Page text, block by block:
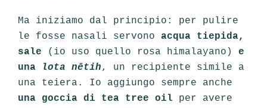
Ma iniziamo dal principio: per pulire
le fosse nasali servono acqua tiepida,
sale
(io uso quello rosa himalayano) e
una
lota nētih, un recipiente simile a
una teiera. Io aggiungo sempre anche
una goccia di tea tree oil per avere